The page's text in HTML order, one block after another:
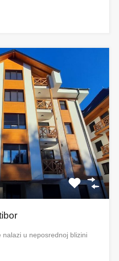
u neposrednoj blizini